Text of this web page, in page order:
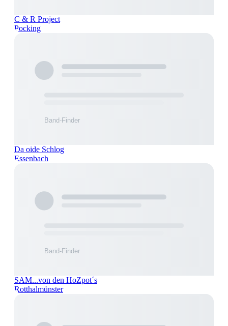
C & R Project
Pocking
Da oide Schlog
Essenbach
SAM...von den HoZpot´s
Rotthalmünster